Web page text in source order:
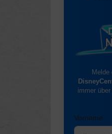
immer
Vorname